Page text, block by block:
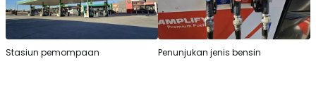
Stasiun pemompaan Penunjukan jenis bensin